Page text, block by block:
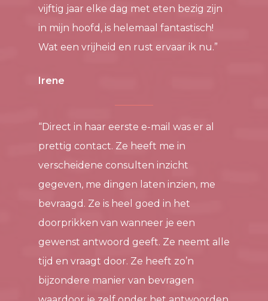
vijftig jaar elke dag met eten bezig zijn
in mijn hoofd, is helemaal fantastisch!
Wat een vrijheid en rust ervaar ik nu.”
Irene
“Direct in haar eerste e-mail was er al
prettig contact. Ze heeft me in
verscheidene consulten inzicht
gegeven, me dingen laten inzien, me
bevraagd. Ze is heel goed in het
doorprikken van wanneer je een
gewenst antwoord geeft. Ze neemt alle
tijd en vraagt door. Ze heeft zo’n
bijzondere manier van bevragen